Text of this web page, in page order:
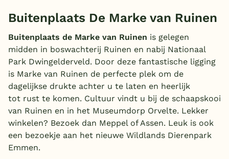
Buitenplaats De Marke van Ruinen
Buitenplaats de Marke van Ruinen is gelegen
midden in boswachterij Ruinen en nabij Nationaal
Park Dwingelderveld. Door deze fantastische ligging
is Marke van Ruinen de perfecte plek om de
dagelijkse drukte achter u te laten en heerlijk
tot rust te komen. Cultuur vindt u bij de schaapskooi
van Ruinen en in het Museumdorp Orvelte. Lekker
winkelen? Bezoek dan Meppel of Assen. Leuk is ook
een bezoekje aan het nieuwe Wildlands Dierenpark
Emmen.